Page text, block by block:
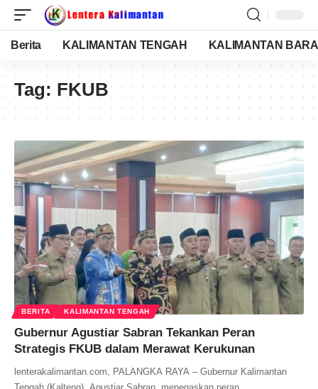
Berita KALIMANTAN TENGAH KALIMANTAN
Tag: FKUB
BERITA KALIMANTAN TENGAH
Gubernur Agustiar Sabran Tekankan Peran
Strategis FKUB dalam Merawat Kerukunan
lenterakalimantan.com, PALANGKA RAYA – Gubernur Kalimantan